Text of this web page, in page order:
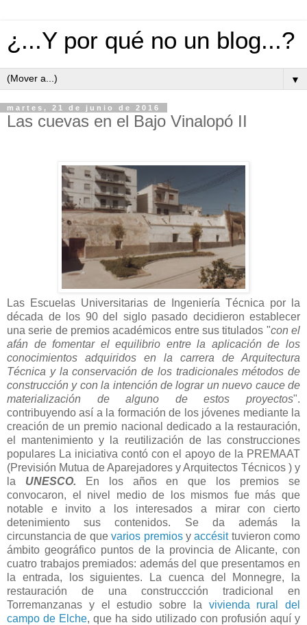
¿...Y por qué no un blog...?
▼
martes, 21 de junio de 2016
Las cuevas en el Bajo Vinalopó II
Las Escuelas Universitarias de Ingeniería Técnica por la
década de los 90 del siglo pasado decidieron establecer
una serie de premios académicos entre sus titulados "con el
afán de fomentar el equilibrio entre la aplicación de los
conocimientos adquiridos en la carrera de Arquitectura
Técnica y la conservación de los tradicionales métodos de
construcción y con la intención de lograr un nuevo cauce de
materialización de alguno de estos proyectos".
contribuyendo así a la formación de los jóvenes mediante la
creación de un premio nacional dedicado a la restauración,
el mantenimiento y la reutilización de las construcciones
populares La iniciativa contó con el apoyo de la PREMAAT
(Previsión Mutua de Aparejadores y Arquitectos Técnicos ) y
la UNESCO.
En los años en que los premios se
convocaron, el nivel medio de los mismos fue más que
notable e invito a los interesados a mirar con cierto
detenimiento sus contenidos. Se da además la
circunstancia de quevarios premiosyaccésittuvieron como
ámbito geográfico puntos de la provincia de Alicante, con
cuatro trabajos premiados: además del que presentamos en
la entrada, los siguientes. La cuenca del Monnegre, la
restauración de una construccción tradicional en
Torremanzanas y el estudio sobre la vivienda rural del
campo de Elche,que ha sido utilizado con profusión aquí y